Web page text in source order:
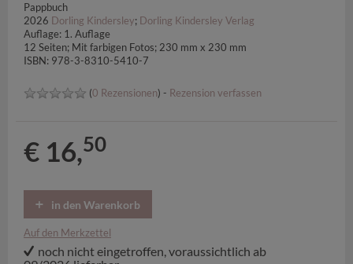
Pappbuch
2026 Dorling Kindersley; Dorling Kindersley Verlag
Auflage: 1. Auflage
12 Seiten; Mit farbigen Fotos; 230 mm x 230 mm
ISBN: 978-3-8310-5410-7
(0 Rezensionen) - Rezension verfassen
€ 16,50
in den Warenkorb
Auf den Merkzettel
noch nicht eingetroffen, voraussichtlich ab